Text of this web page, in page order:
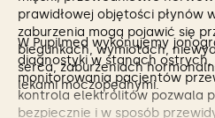
prawidłowej objętości płynów
zaburzenia mogą pojawić się
biegunkach, wymiotach,
serca, zaburzeniach
lekami moczopędnymi.
W Pupilmed wykonujemy
diagnostyki w stanach ostrych,
monitorowania pacjentów
kontrola elektrolitów pozwala
bezpiecznie i w sposób